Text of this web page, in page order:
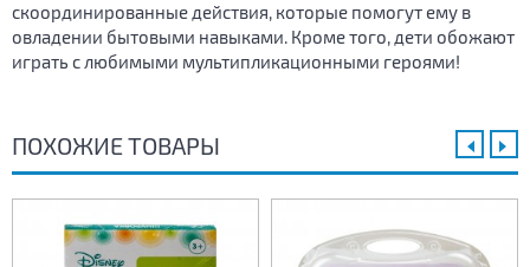
скоординированные действия, которые помогут ему в
овладении бытовыми навыками. Кроме того, дети обожают
играть с любимыми мультипликационными героями!
ПОХОЖИЕ ТОВАРЫ